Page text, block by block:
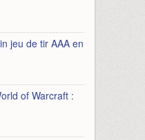
jeu de tir AAA en
of Warcraft :